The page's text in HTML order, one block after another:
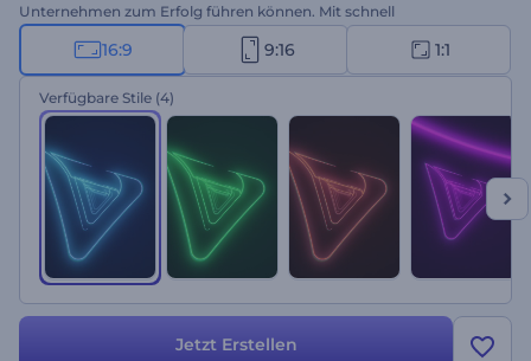
Unternehmen zum Erfolg führen können. Mit schnell
herauszoomenden Neonebenen wird dieses Intro sicher einen
hervorragenden Eindruck bei Ihren Zuschauern hinterlassen und
das Interesse an Ihrem Unternehmen steigern. Sie brauchen nur Ihr
Logo hochzuladen, die gewünschte Stiloption auszuwählen, Ihren
Slogan zu schreiben und auf Ihr professionell animiertes Intro zu
warten. Perfekt geeignet für Unternehmensvorstellungen,
Produkt- oder Dienstleistungswerbung, Präsentationseröffnungen,
Intros oder Outros von Kanälen, Werbespots und vieles mehr.
Probieren Sie es jetzt aus!
16:9 9:16 1:1
Verfügbare Stile (4)
Jetzt Erstellen